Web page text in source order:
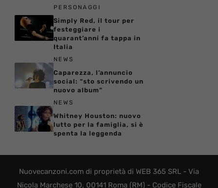
PERSONAGGI
Simply Red, il tour per
festeggiare i
quarant’anni fa tappa in
Italia
NEWS
Caparezza, l’annuncio
social: “sto scrivendo un
nuovo album”
NEWS
Whitney Houston: nuovo
lutto per la famiglia, si è
spenta la leggenda
Nuovecanzoni.com di proprietà di WEB 365 SRL - Via
Nicola Marchese 10, 00141 Roma (RM) - Codice Fiscale